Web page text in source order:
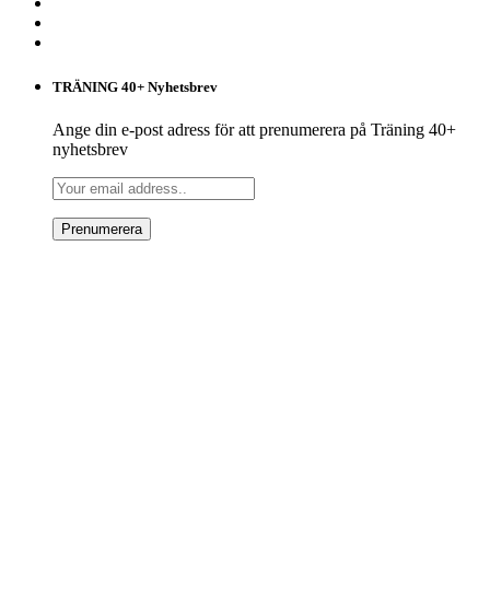
TRÄNING 40+ Nyhetsbrev
Ange din e-post adress för att prenumerera på Träning 40+
nyhetsbrev